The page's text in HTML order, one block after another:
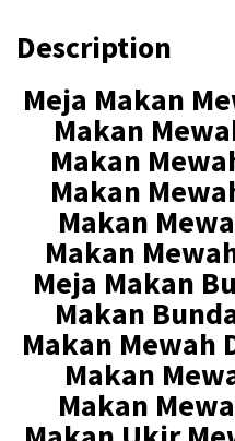
0
0
.
0
0
0
.
Description
Meja Makan
Makan
Makan
Makan
Makan
Makan
Meja Makan
Makan
Makan Mewah
Makan
Makan